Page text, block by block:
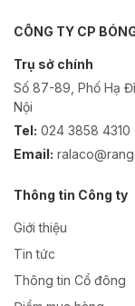
CÔNG TY CP
Trụ sở chính
Số 87-89, Phố Hạ
Nội
Tel: 024 3858
Email:
Thông tin Công ty
Giới thiệu
Tin tức
Thông tin Cổ đông